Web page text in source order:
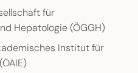
für
Hepatologie (ÖGGH)
Institut für